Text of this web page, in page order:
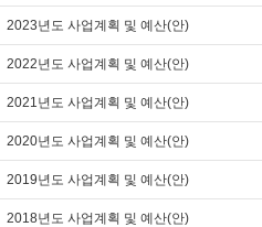
2023년도 사업계획 및 예산(안)
2022년도 사업계획 및 예산(안)
2021년도 사업계획 및 예산(안)
2020년도 사업계획 및 예산(안)
2019년도 사업계획 및 예산(안)
2018년도 사업계획 및 예산(안)